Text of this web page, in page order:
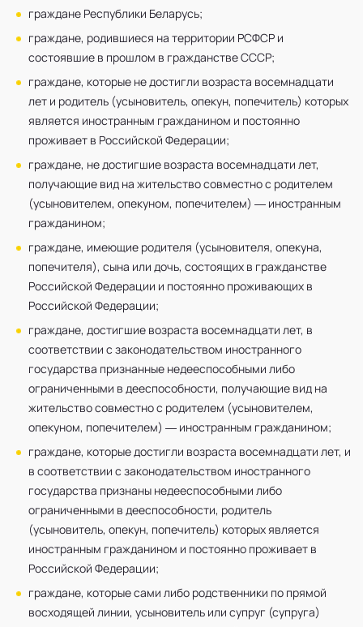
граждане Республики Беларусь;
граждане, родившиеся на территории РСФСР и
состоявшие в прошлом в гражданстве СССР;
граждане, которые не достигли возраста восемнадцати
лет и родитель (усыновитель, опекун, попечитель) которых
является иностранным гражданином и постоянно
проживает в Российской Федерации;
граждане, не достигшие возраста восемнадцати лет,
получающие вид на жительство совместно с родителем
(усыновителем, опекуном, попечителем) — иностранным
гражданином;
граждане, имеющие родителя (усыновителя, опекуна,
попечителя), сына или дочь, состоящих в гражданстве
Российской Федерации и постоянно проживающих в
Российской Федерации;
граждане, достигшие возраста восемнадцати лет, в
соответствии с законодательством иностранного
государства признанные недееспособными либо
ограниченными в дееспособности, получающие вид на
жительство совместно с родителем (усыновителем,
опекуном, попечителем) — иностранным гражданином;
граждане, которые достигли возраста восемнадцати лет, и
в соответствии с законодательством иностранного
государства признаны недееспособными либо
ограниченными в дееспособности, родитель
(усыновитель, опекун, попечитель) которых является
иностранным гражданином и постоянно проживает в
Российской Федерации;
граждане, которые сами либо родственники по прямой
восходящей линии, усыновитель или супруг (супруга)